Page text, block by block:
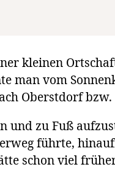
kleinen
man vom
Oberstdorf
und zu Fuß
führte,
schon viel